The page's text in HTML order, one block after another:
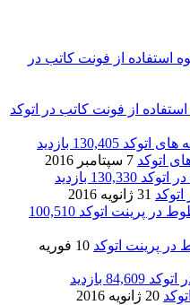
از فونت کاتب در اتوکد
130,405 بازدید
اتوکد 7 سپتامبر 2016
130,330 بازدید
31 ژانویه 2016
100,510
پرینت اتوکد
10 فوریه
84,609 بازدید
20 ژانویه 2016